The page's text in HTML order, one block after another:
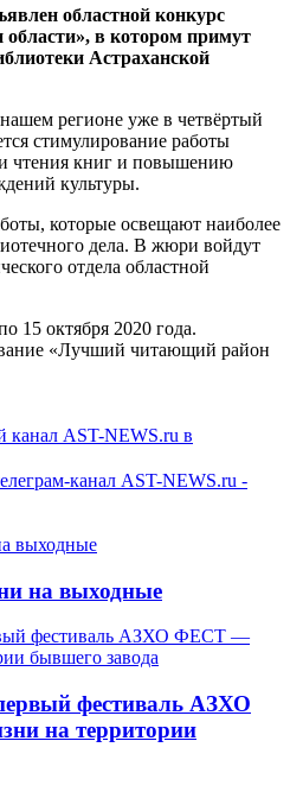
областной конкурс
в котором примут
Астраханской
регионе уже в четвёртый
стимулирование работы
чтения книг и повышению
культуры.
которые освещают наиболее
дела. В жюри войдут
отдела областной
15 октября 2020 года.
«Лучший читающий район
канал AST-NEWS.ru в
канал AST-NEWS.ru -
на выходные
фестиваль АЗХО
на территории